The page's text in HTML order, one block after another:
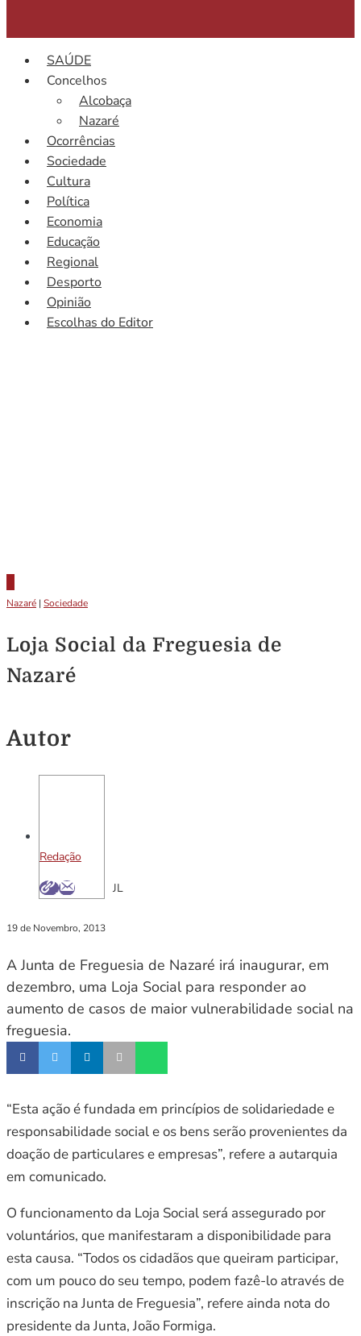
SAÚDE
Concelhos
Alcobaça
Nazaré
Ocorrências
Sociedade
Cultura
Política
Economia
Educação
Regional
Desporto
Opinião
Escolhas do Editor
Nazaré | Sociedade
Loja Social da Freguesia de
Nazaré
Autor
Redação
JL
19 de Novembro, 2013
A Junta de Freguesia de Nazaré irá inaugurar, em
dezembro, uma Loja Social para responder ao
aumento de casos de maior vulnerabilidade social na
freguesia.
“Esta ação é fundada em princípios de solidariedade e
responsabilidade social e os bens serão provenientes da
doação de particulares e empresas”, refere a autarquia
em comunicado.
O funcionamento da Loja Social será assegurado por
voluntários, que manifestaram a disponibilidade para
esta causa. “Todos os cidadãos que queiram participar,
com um pouco do seu tempo, podem fazê-lo através de
inscrição na Junta de Freguesia”, refere ainda nota do
presidente da Junta, João Formiga.